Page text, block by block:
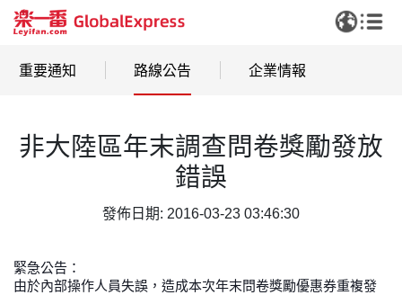
重要通知 路線公告 企業情報
非大陸區年末調查問卷獎勵發放
錯誤
發佈日期: 2016-03-23 03:46:30
緊急公告：
由於內部操作人員失誤，造成本次年末問卷獎勵優惠券重複發